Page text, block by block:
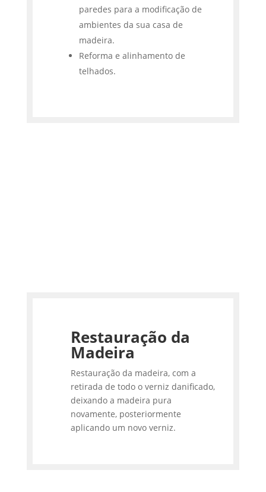
paredes para a modificação de
ambientes da sua casa de
madeira.
Reforma e alinhamento de
telhados.
Restauração da
Madeira
Restauração da madeira, com a
retirada de todo o verniz danificado,
deixando a madeira pura
novamente, posteriormente
aplicando um novo verniz.